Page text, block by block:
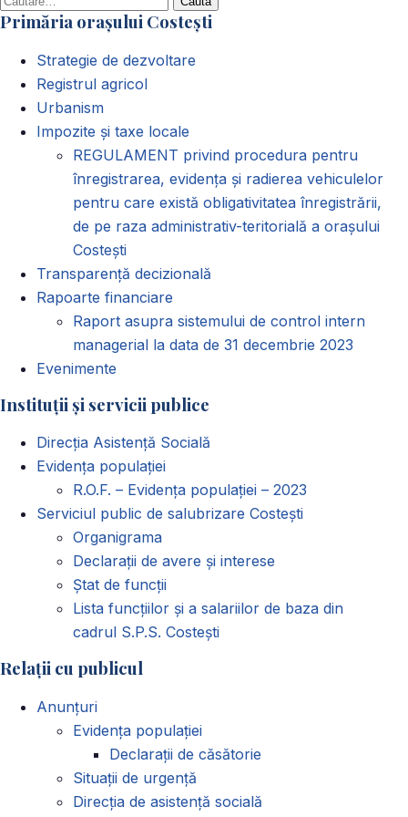
după:
Primăria orașului Costești
Strategie de dezvoltare
Registrul agricol
Urbanism
Impozite și taxe locale
REGULAMENT privind procedura pentru
înregistrarea, evidența și radierea vehiculelor
pentru care există obligativitatea înregistrării,
de pe raza administrativ-teritorială a orașului
Costești
Transparență decizională
Rapoarte financiare
Raport asupra sistemului de control intern
managerial la data de 31 decembrie 2023
Evenimente
Instituții și servicii publice
Direcția Asistență Socială
Evidența populației
R.O.F. – Evidența populației – 2023
Serviciul public de salubrizare Costești
Organigrama
Declarații de avere și interese
Ștat de funcții
Lista funcțiilor și a salariilor de baza din
cadrul S.P.S. Costești
Relații cu publicul
Anunțuri
Evidența populației
Declarații de căsătorie
Situații de urgență
Direcția de asistență socială